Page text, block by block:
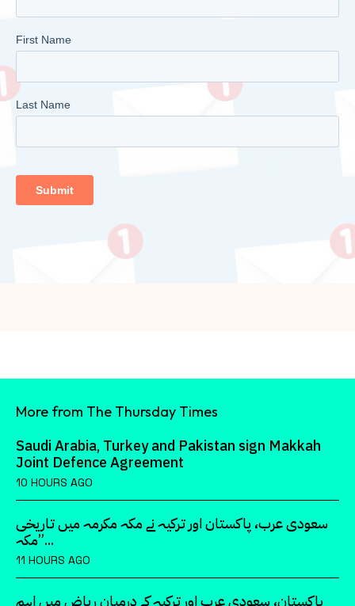
More from The Thursday Times
Saudi Arabia, Turkey and Pakistan sign Makkah
Joint Defence Agreement
10 HOURS AGO
سعودی عرب، پاکستان اور ترکیہ نے مکہ مکرمہ میں تاریخی
”مکہ...
11 HOURS AGO
پاکستان، سعودی عرب اور ترکیہ کے درمیان ریاض میں اہم